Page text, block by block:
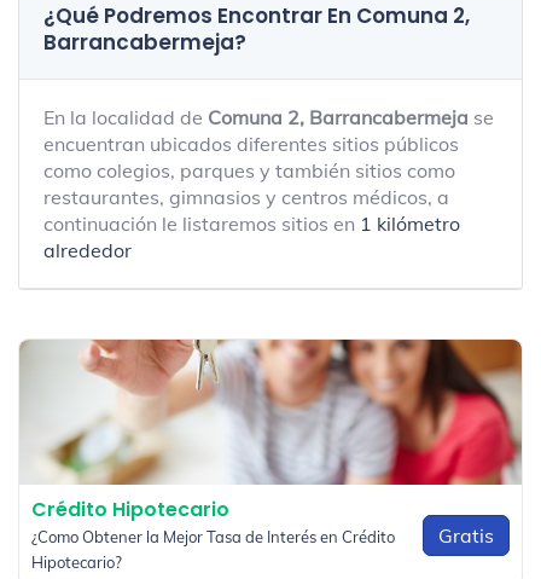
¿Qué Podremos Encontrar En Comuna 2,
Barrancabermeja?
En la localidad de Comuna 2, Barrancabermeja se
encuentran ubicados diferentes sitios públicos
como colegios, parques y también sitios como
restaurantes, gimnasios y centros médicos, a
continuación le listaremos sitios en 1 kilómetro
alrededor
Crédito Hipotecario
¿Como Obtener la Mejor Tasa de Interés en Crédito
Hipotecario?
Gratis